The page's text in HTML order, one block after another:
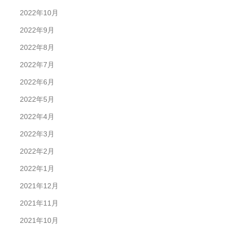
2022年10月
2022年9月
2022年8月
2022年7月
2022年6月
2022年5月
2022年4月
2022年3月
2022年2月
2022年1月
2021年12月
2021年11月
2021年10月